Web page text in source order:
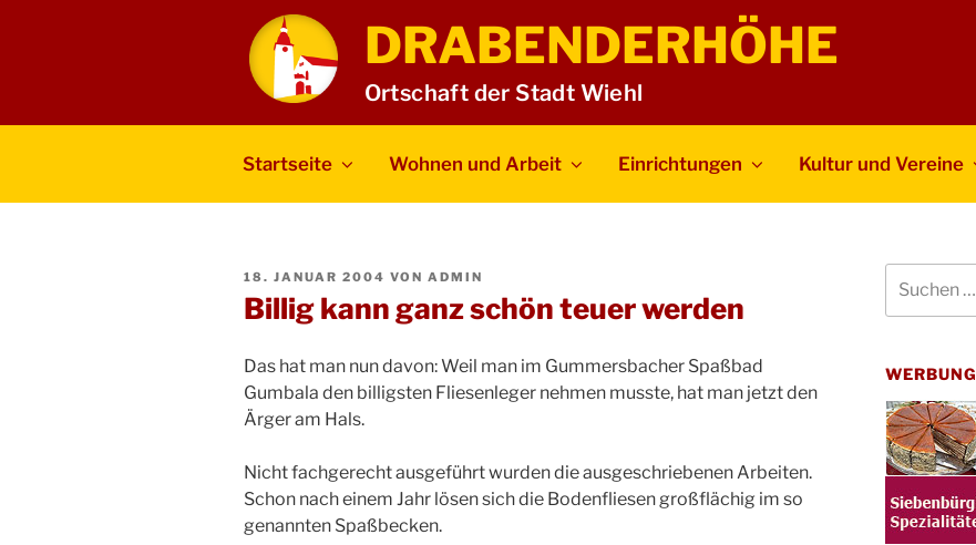
DRABENDERHÖHE
Ortschaft der Stadt Wiehl
Startseite Wohnen und Arbeit Einrichtungen Kultur und Vereine
VERÖFFENTLICHT
18. JANUAR 2004 VON ADMIN
Billig kann ganz schön teuer werden
Das hat man nun davon: Weil man im Gummersbacher Spaßbad
Gumbala den billigsten Fliesenleger nehmen musste, hat man jetzt den
Ärger am Hals.
Nicht fachgerecht ausgeführt wurden die ausgeschriebenen Arbeiten.
Schon nach einem Jahr lösen sich die Bodenfliesen großflächig im so
genannten Spaßbecken.
nach:
WERBUNG